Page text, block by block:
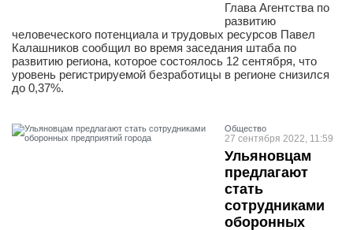
Глава Агентства по
развитию
человеческого потенциала и трудовых ресурсов Павел
Калашников сообщил во время заседания штаба по
развитию региона, которое состоялось 12 сентября, что
уровень регистрируемой безработицы в регионе снизился
до 0,37%.
Общество
27 сентября 2022, 11:59
Ульяновцам
предлагают
стать
сотрудниками
оборонных